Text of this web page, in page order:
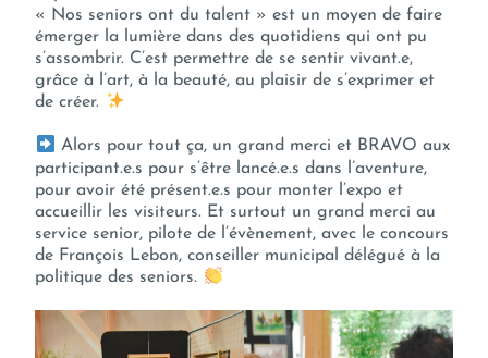
« Nos seniors ont du talent » est un moyen de faire
émerger la lumière dans des quotidiens qui ont pu
s’assombrir. C’est permettre de se sentir vivant.e,
grâce à l’art, à la beauté, au plaisir de s’exprimer et
de créer.
Alors pour tout ça, un grand merci et BRAVO aux
participant.e.s pour s’être lancé.e.s dans l’aventure,
pour avoir été présent.e.s pour monter l’expo et
accueillir les visiteurs. Et surtout un grand merci au
service senior, pilote de l’évènement, avec le concours
de François Lebon, conseiller municipal délégué à la
politique des seniors.